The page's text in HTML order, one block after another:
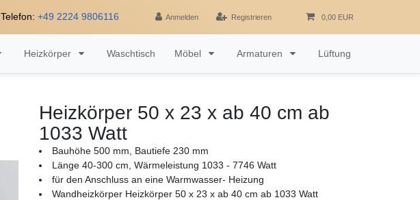
Telefon: +49 2224 9806116 Anmelden Registrieren 0,00 EUR
Heizkörper Waschtisch Möbel Armaturen Lüftung
Heizkörper 50 x 23 x ab 40 cm ab
1033 Watt
Bauhöhe 500 mm, Bautiefe 230 mm
Länge 40-300 cm, Wärmeleistung 1033 - 7746 Watt
für den Anschluss an eine Warmwasser- Heizung
Wandheizkörper Heizkörper 50 x 23 x ab 40 cm ab 1033 Watt